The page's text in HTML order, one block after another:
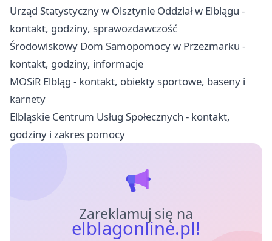
Urząd Statystyczny w Olsztynie Oddział w Elblągu -
kontakt, godziny, sprawozdawczość
Środowiskowy Dom Samopomocy w Przezmarku -
kontakt, godziny, informacje
MOSiR Elbląg - kontakt, obiekty sportowe, baseny i
karnety
Elbląskie Centrum Usług Społecznych - kontakt,
godziny i zakres pomocy
Zareklamuj się na
elblagonline.pl!